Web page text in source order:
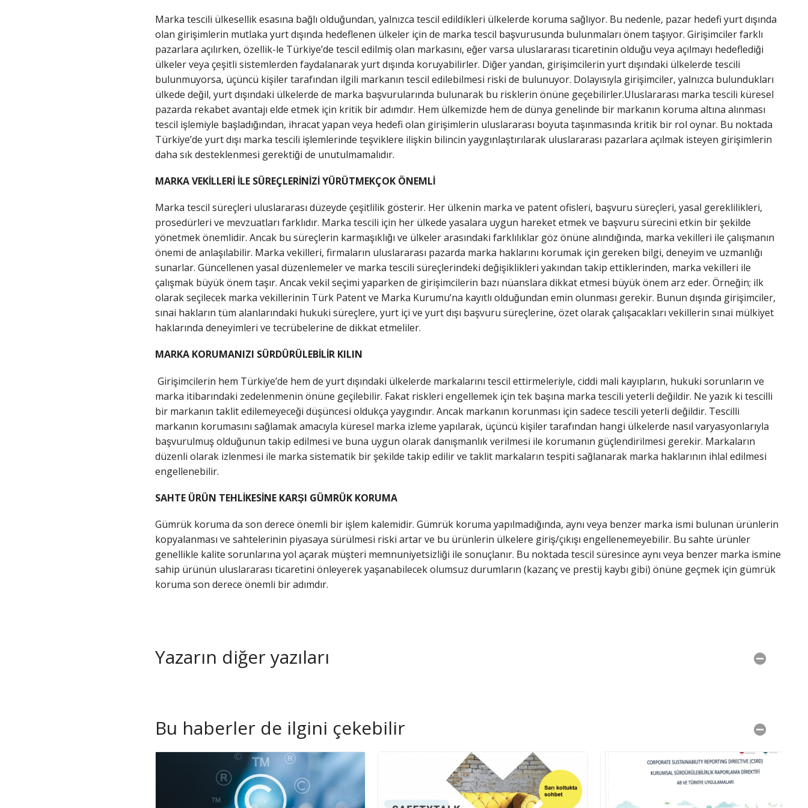
Marka tescili ülkesellik esasına bağlı olduğundan, yalnızca tescil edildikleri ülkelerde koruma sağlıyor. Bu nedenle, pazar hedefi yurt dışında
olan girişimlerin mutlaka yurt dışında hedeflenen ülkeler için de marka tescil başvurusunda bulunmaları önem taşıyor. Girişimciler farklı
pazarlara açılırken, özellik-le Türkiye’de tescil edilmiş olan markasını, eğer varsa uluslararası ticaretinin olduğu veya açılmayı hedeflediği
ülkeler veya çeşitli sistemlerden faydalanarak yurt dışında koruyabilirler. Diğer yandan, girişimcilerin yurt dışındaki ülkelerde tescili
bulunmuyorsa, üçüncü kişiler tarafından ilgili markanın tescil edilebilmesi riski de bulunuyor. Dolayısıyla girişimciler, yalnızca bulundukları
ülkede değil, yurt dışındaki ülkelerde de marka başvurularında bulunarak bu risklerin önüne geçebilirler.Uluslararası marka tescili küresel
pazarda rekabet avantajı elde etmek için kritik bir adımdır. Hem ülkemizde hem de dünya genelinde bir markanın koruma altına alınması
tescil işlemiyle başladığından, ihracat yapan veya hedefi olan girişimlerin uluslararası boyuta taşınmasında kritik bir rol oynar. Bu noktada
Türkiye’de yurt dışı marka tescili işlemlerinde teşviklere ilişkin bilincin yaygınlaştırılarak uluslararası pazarlara açılmak isteyen girişimlerin
daha sık desteklenmesi gerektiği de unutulmamalıdır.
MARKA VEKİLLERİ İLE SÜREÇLERİNİZİ YÜRÜTMEKÇOK ÖNEMLİ
Marka tescil süreçleri uluslararası düzeyde çeşitlilik gösterir. Her ülkenin marka ve patent ofisleri, başvuru süreçleri, yasal gereklilikleri,
prosedürleri ve mevzuatları farklıdır. Marka tescili için her ülkede yasalara uygun hareket etmek ve başvuru sürecini etkin bir şekilde
yönetmek önemlidir. Ancak bu süreçlerin karmaşıklığı ve ülkeler arasındaki farklılıklar göz önüne alındığında, marka vekilleri ile çalışmanın
önemi de anlaşılabilir. Marka vekilleri, firmaların uluslararası pazarda marka haklarını korumak için gereken bilgi, deneyim ve uzmanlığı
sunarlar. Güncellenen yasal düzenlemeler ve marka tescili süreçlerindeki değişiklikleri yakından takip ettiklerinden, marka vekilleri ile
çalışmak büyük önem taşır. Ancak vekil seçimi yaparken de girişimcilerin bazı nüanslara dikkat etmesi büyük önem arz eder. Örneğin; ilk
olarak seçilecek marka vekillerinin Türk Patent ve Marka Kurumu’na kayıtlı olduğundan emin olunması gerekir. Bunun dışında girişimciler,
sınai hakların tüm alanlarındaki hukuki süreçlere, yurt içi ve yurt dışı başvuru süreçlerine, özet olarak çalışacakları vekillerin sınai mülkiyet
haklarında deneyimleri ve tecrübelerine de dikkat etmeliler.
MARKA KORUMANIZI SÜRDÜRÜLEBİLİR KILIN
Girişimcilerin hem Türkiye’de hem de yurt dışındaki ülkelerde markalarını tescil ettirmeleriyle, ciddi mali kayıpların, hukuki sorunların ve
marka itibarındaki zedelenmenin önüne geçilebilir. Fakat riskleri engellemek için tek başına marka tescili yeterli değildir. Ne yazık ki tescilli
bir markanın taklit edilemeyeceği düşüncesi oldukça yaygındır. Ancak markanın korunması için sadece tescili yeterli değildir. Tescilli
markanın korumasını sağlamak amacıyla küresel marka izleme yapılarak, üçüncü kişiler tarafından hangi ülkelerde nasıl varyasyonlarıyla
başvurulmuş olduğunun takip edilmesi ve buna uygun olarak danışmanlık verilmesi ile korumanın güçlendirilmesi gerekir. Markaların
düzenli olarak izlenmesi ile marka sistematik bir şekilde takip edilir ve taklit markaların tespiti sağlanarak marka haklarının ihlal edilmesi
engellenebilir.
SAHTE ÜRÜN TEHLİKESİNE KARŞI GÜMRÜK KORUMA
Gümrük koruma da son derece önemli bir işlem kalemidir. Gümrük koruma yapılmadığında, aynı veya benzer marka ismi bulunan ürünlerin
kopyalanması ve sahtelerinin piyasaya sürülmesi riski artar ve bu ürünlerin ülkelere giriş/çıkışı engellenemeyebilir. Bu sahte ürünler
genellikle kalite sorunlarına yol açarak müşteri memnuniyetsizliği ile sonuçlanır. Bu noktada tescil süresince aynı veya benzer marka ismine
sahip ürünün uluslararası ticaretini önleyerek yaşanabilecek olumsuz durumların (kazanç ve prestij kaybı gibi) önüne geçmek için gümrük
koruma son derece önemli bir adımdır.
Yazarın diğer yazıları
Bu haberler de ilgini çekebilir